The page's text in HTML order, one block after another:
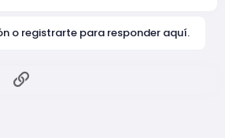
o registrarte para responder aquí.
WhatsApp